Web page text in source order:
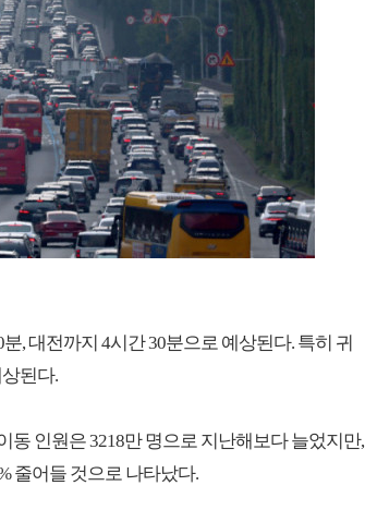
, 대전까지 4시간 30분으로 예상된다. 특히 귀
된다.
인원은 3218만 명으로 지난해보다 늘었지만,
줄어들 것으로 나타났다.